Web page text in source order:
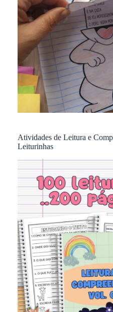
Atividades de Leitura e
Leiturinhas